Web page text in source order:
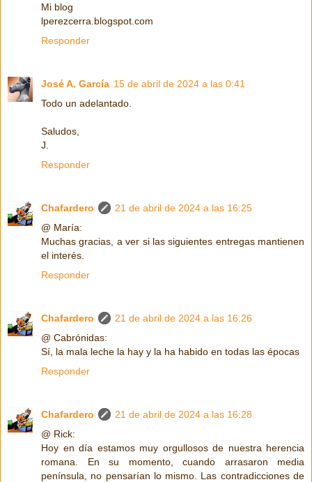
Mi blog
lperezcerra.blogspot.com
Responder
José A. García 15 de abril de 2024 a las 0:41
Todo un adelantado.
Saludos,
J.
Responder
Chafardero
21 de abril de 2024 a las 16:25
@ María:
Muchas gracias, a ver si las siguientes entregas mantienen
el interés.
Responder
Chafardero
21 de abril de 2024 a las 16:26
@ Cabrónidas:
Sí, la mala leche la hay y la ha habido en todas las épocas
Responder
Chafardero
21 de abril de 2024 a las 16:28
@ Rick:
Hoy en día estamos muy orgullosos de nuestra herencia
romana. En su momento, cuando arrasaron media
península, no pensarían lo mismo. Las contradicciones de